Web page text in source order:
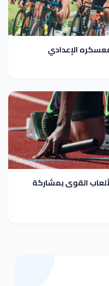
الإعدادي
القوى بمشاركة